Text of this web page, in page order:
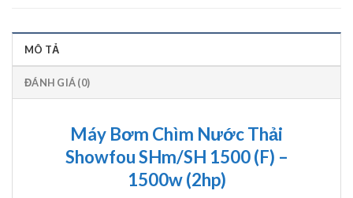
MÔ TẢ
ĐÁNH GIÁ (0)
Máy Bơm Chìm Nước Thải
Showfou SHm/SH 1500 (F) –
1500w (2hp)